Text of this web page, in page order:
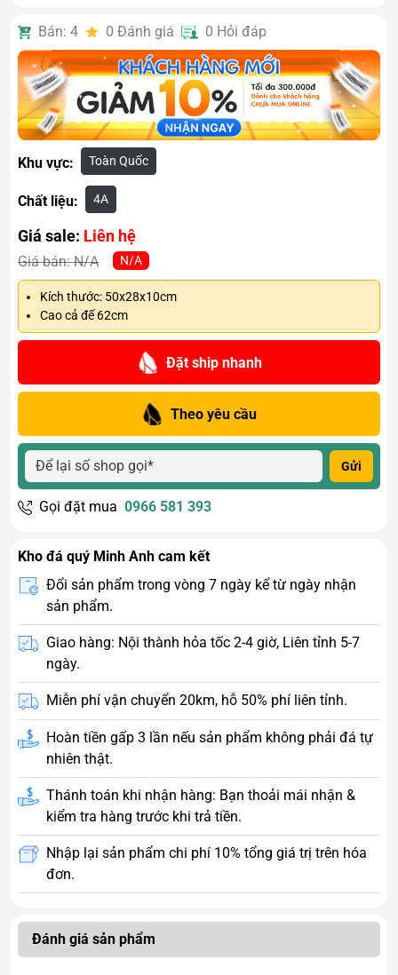
Bán: 4 0 Đánh giá 0 Hỏi đáp
Khu vực: Toàn Quốc
Chất liệu: 4A
Giá sale: Liên hệ
Giá bán:N/A N/A
Kích thước: 50x28x10cm
Cao cả đế 62cm
Đặt ship nhanh
Theo yêu cầu
Gửi
Gọi đặt mua 0966 581 393
Kho đá quý Minh Anh cam kết
Đổi sản phẩm trong vòng 7 ngày kể từ ngày nhận
sản phẩm.
Giao hàng: Nội thành hỏa tốc 2-4 giờ, Liên tỉnh 5-7
ngày.
Miễn phí vận chuyển 20km, hỗ 50% phí liên tỉnh.
Hoàn tiền gấp 3 lần nếu sản phẩm không phải đá tự
nhiên thật.
Thánh toán khi nhận hàng: Bạn thoải mái nhận &
kiểm tra hàng trước khi trả tiền.
Nhập lại sản phẩm chi phí 10% tổng giá trị trên hóa
đơn.
Đánh giá sản phẩm